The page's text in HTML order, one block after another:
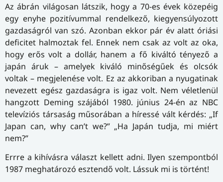
Az ábrán világosan látszik, hogy a 70-es évek közepéig
egy enyhe pozitívummal rendelkező, kiegyensúlyozott
gazdaságról van szó. Azonban ekkor pár év alatt óriási
deficitet halmoztak fel. Ennek nem csak az volt az oka,
hogy erős volt a dollár, hanem a fő kiváltó tényező a
japán áruk – amelyek kiváló minőségűek és olcsók
voltak – megjelenése volt. Ez az akkoriban a nyugatinak
nevezett egész gazdaságra is igaz volt. Nem véletlenül
hangzott Deming szájából 1980. június 24-én az NBC
televíziós társaság műsorában a híressé vált kérdés: „If
Japan can, why can’t we?” „Ha Japán tudja, mi miért
nem?”
Errre a kihívásra választ kellett adni. Ilyen szempontból
1987 meghatározó esztendő volt. Lássuk mi is történt!